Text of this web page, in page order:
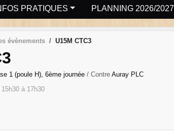
PRATIQUES PLANNING 2026/2027
évènements U15M CTC3
1 (poule H), 6ème journée / Contre Auray PLC
15h30 à 17h30